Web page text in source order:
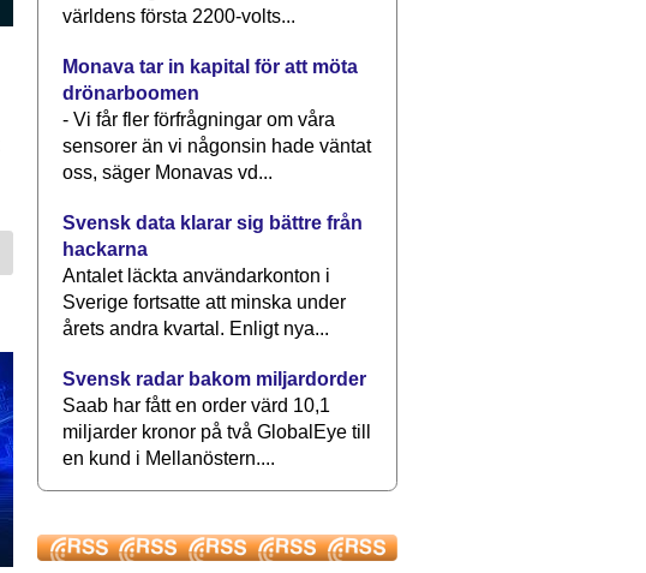
världens första 2200-volts...
Monava tar in kapital för att möta
drönarboomen
- Vi får fler förfrågningar om våra
sensorer än vi någonsin hade väntat
oss, säger Monavas vd...
Svensk data klarar sig bättre från
hackarna
Antalet läckta användarkonton i
Sverige fortsatte att minska under
årets andra kvartal. Enligt nya...
Svensk radar bakom miljardorder
Saab har fått en order värd 10,1
miljarder kronor på två GlobalEye till
en kund i Mellanöstern....